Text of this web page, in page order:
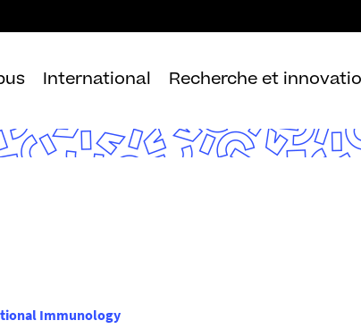
au
International Recherche et
Immunology